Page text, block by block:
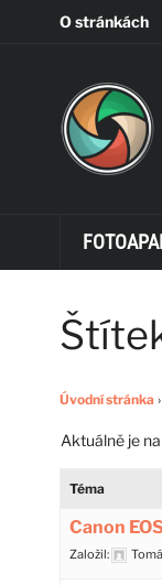
O stránkách
Úvodní stránka ›
Aktuálně je
Téma
Canon
Založil: